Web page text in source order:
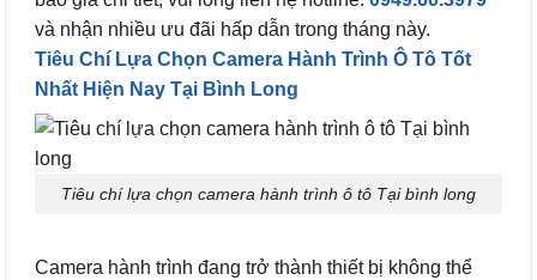
và nhận nhiều ưu đãi hấp dẫn trong tháng này.
Tiêu Chí Lựa Chọn Camera Hành Trình Ô Tô Tốt
Nhất Hiện Nay Tại Bình Long
Tiêu chí lựa chọn camera hành trình ô tô Tại bình long
Camera hành trình đang trở thành thiết bị không thể